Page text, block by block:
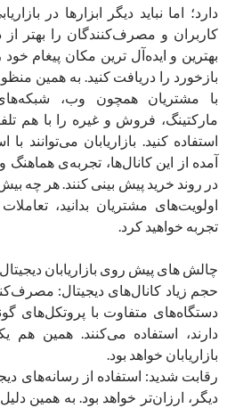
دارد؛ اما نباید دیگر ابزارها در
کاربران و مصرف‌کنندگان را بهتر از
بهترین و ایده‌آل ترین مکان پیغام
بازخورد را دریافت کنید. به همین
با مشتریان همچون وب، شبکه‌های
مارکتینگ، فروش و غیره را با هم
استفاده کنید. بازاریابان می‌توانند
آمده از این کانال‌ها، تجربه‌ی
در روند خرید پیش بینی کنند. هر چه
اولویت‌های مشتریان بدانید،
تجربه خواهید کرد.
چالش های پیش روی بازاریابان دیجیتال
حجم زیاد کانال‌های دیجیتال:
دستگاه‌های متفاوت با پروتکل‌های
دارند، استفاده می‌کنند. همین هم
بازاریابان خواهد بود.
رقابت شدید: استفاده از رسانه‌های
دیگر، ارزان‌تر خواهد بود. به همین